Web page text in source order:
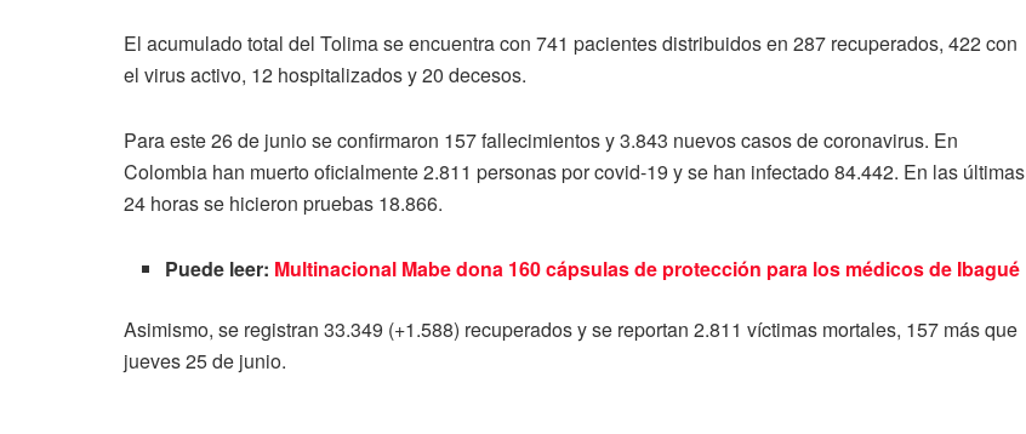
El acumulado total del Tolima se encuentra con 741 pacientes distribuidos en 287 recuperados, 422 con
el virus activo, 12 hospitalizados y 20 decesos.
Para este 26 de junio se confirmaron 157 fallecimientos y 3.843 nuevos casos de coronavirus. En
Colombia han muerto oficialmente 2.811 personas por covid-19 y se han infectado 84.442. En las últimas
24 horas se hicieron pruebas 18.866.
Puede leer: Multinacional Mabe dona 160 cápsulas de protección para los médicos de Ibagué
Asimismo, se registran 33.349 (+1.588) recuperados y se reportan 2.811 víctimas mortales, 157 más que
jueves 25 de junio.